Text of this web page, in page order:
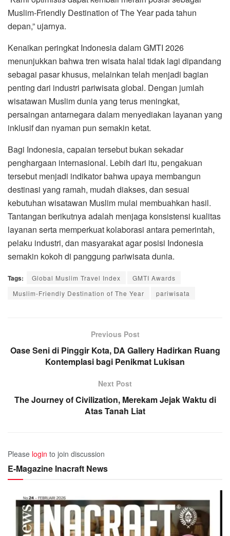
Muslim-Friendly Destination of The Year pada tahun
depan,” ujarnya.
Kenaikan peringkat Indonesia dalam GMTI 2026
menunjukkan bahwa tren wisata halal tidak lagi dipandang
sebagai pasar khusus, melainkan telah menjadi bagian
penting dari industri pariwisata global. Dengan jumlah
wisatawan Muslim dunia yang terus meningkat,
persaingan antarnegara dalam menyediakan layanan yang
inklusif dan nyaman pun semakin ketat.
Bagi Indonesia, capaian tersebut bukan sekadar
penghargaan internasional. Lebih dari itu, pengakuan
tersebut menjadi indikator bahwa upaya membangun
destinasi yang ramah, mudah diakses, dan sesuai
kebutuhan wisatawan Muslim mulai membuahkan hasil.
Tantangan berikutnya adalah menjaga konsistensi kualitas
layanan serta memperkuat kolaborasi antara pemerintah,
pelaku industri, dan masyarakat agar posisi Indonesia
semakin kokoh di panggung pariwisata dunia.
Tags: Global Muslim Travel Index
GMTI Awards
Muslim-Friendly Destination of The Year
pariwisata
Previous Post
Oase Seni di Pinggir Kota, DA Gallery Hadirkan Ruang
Kontemplasi bagi Penikmat Lukisan
Next Post
The Journey of Civilization, Merekam Jejak Waktu di
Atas Tanah Liat
Please login to join discussion
E-Magazine Inacraft News